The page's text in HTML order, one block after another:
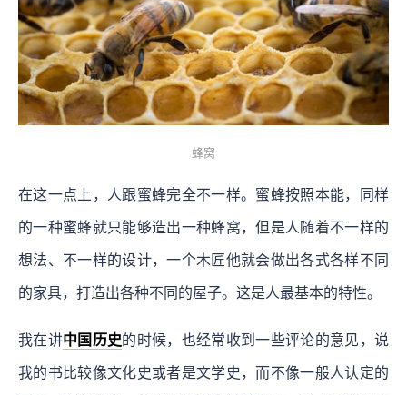
蜂窝
在这一点上，人跟蜜蜂完全不一样。蜜蜂按照本能，同样
的一种蜜蜂就只能够造出一种蜂窝，但是人随着不一样的
想法、不一样的设计，一个木匠他就会做出各式各样不同
的家具，打造出各种不同的屋子。这是人最基本的特性。
我在讲中国历史的时候，也经常收到一些评论的意见，说
我的书比较像文化史或者是文学史，而不像一般人认定的